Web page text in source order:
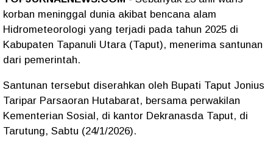
korban meninggal dunia akibat bencana alam
Hidrometeorologi yang terjadi pada tahun 2025 di
Kabupaten Tapanuli Utara (Taput), menerima santunan
dari pemerintah.
Santunan tersebut diserahkan oleh Bupati Taput Jonius
Taripar Parsaoran Hutabarat, bersama perwakilan
Kementerian Sosial, di kantor Dekranasda Taput, di
Tarutung, Sabtu (24/1/2026).